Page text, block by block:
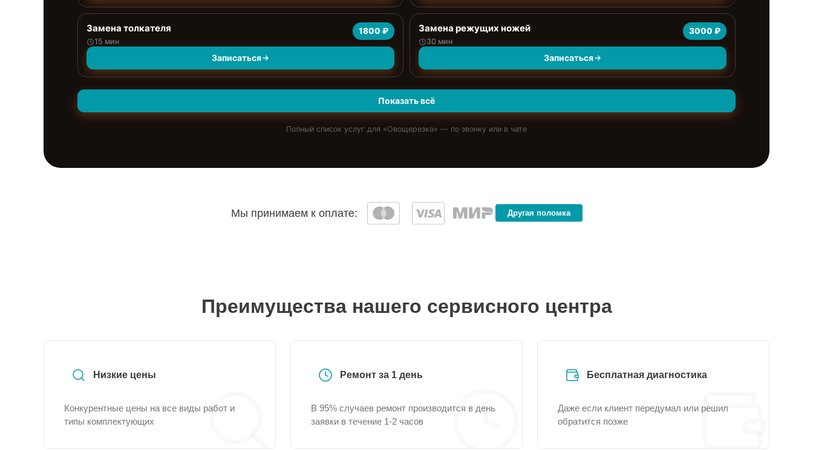
Замена толкателя
15 мин
1800 ₽
Записаться
Замена режущих ножей
30 мин
3000 ₽
Записаться
Показать всё
Полный список услуг для «Овощерезка» — по звонку или в чате
Мы принимаем к оплате: Другая поломка
Преимущества нашего сервисного центра
Низкие цены
Конкурентные цены на все виды работ и
типы комплектующих
Ремонт за 1 день
В 95% случаев ремонт производится в день
заявки в течение 1-2 часов
Бесплатная диагностика
Даже если клиент передумал или решил
обратится позже